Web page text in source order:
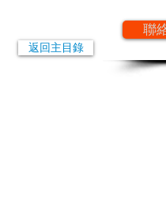
返回主目錄
聯